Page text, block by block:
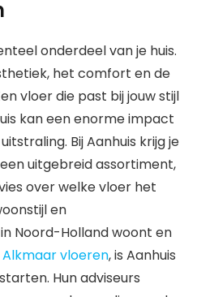
onderdeel van je huis.
het comfort en de
vloer die past bij jouw stijl
kan een enorme impact
Bij Aanhuis krijg je
uitgebreid assortiment,
over welke vloer het
en
Noord-Holland woont en
Alkmaar vloeren, is Aanhuis
Hun adviseurs